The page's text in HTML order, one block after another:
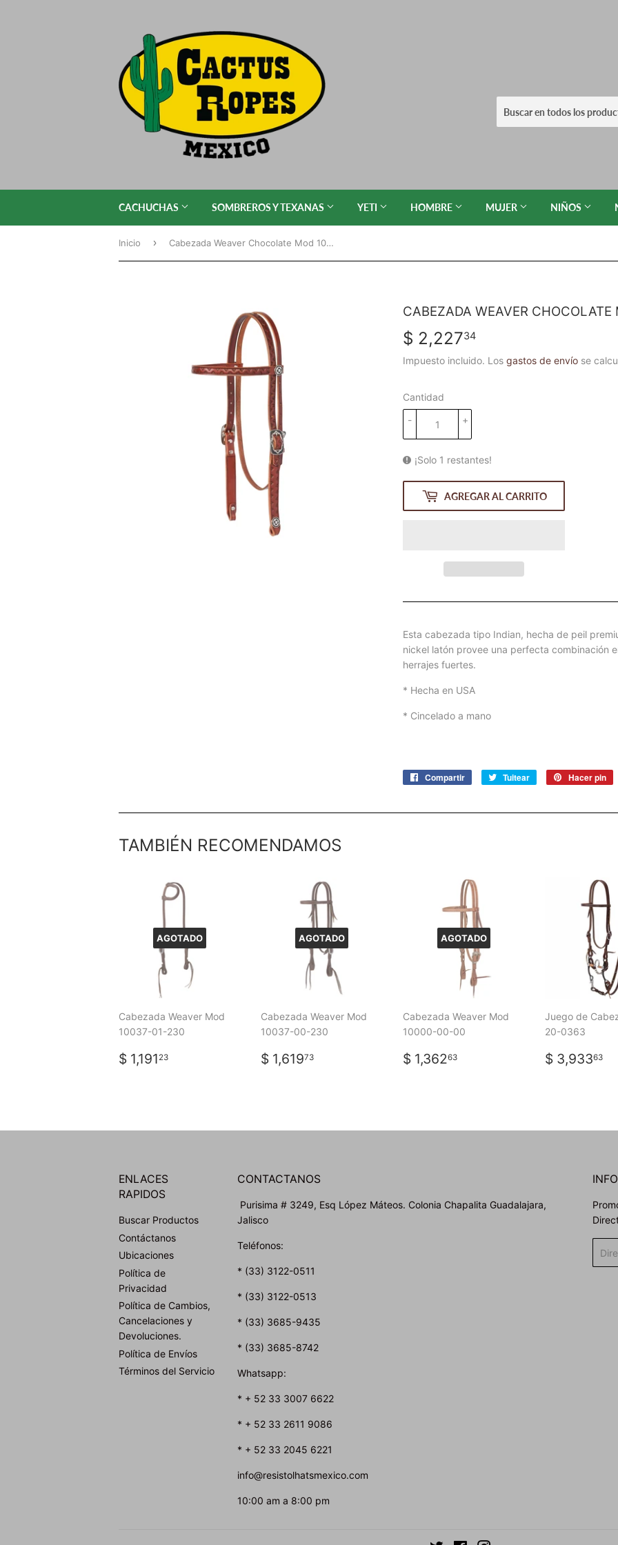
CACHUCHAS SOMBREROS Y TEXANAS YETI HOMBRE MUJER NIÑOS
Inicio › Cabezada Weaver Chocolate Mod 10-0560
CABEZADA WEAVER
$ 2,22734
2,227.34
Impuesto incluido. Los gastos de envío se
Cantidad
+
-
¡Solo 1 restantes!
AGREGAR AL CARRITO
Esta cabezada tipo Indian, hecha de peil
nickel latón provee una perfecta combinación
herrajes fuertes.
* Hecha en USA
* Cincelado a mano
Compartir
CompartirTuitear
Tuitear Hacer pin
TAMBIÉN RECOMENDAMOS
AGOTADO
Cabezada Weaver Mod
10037-01-230
PRECIO
HABITUAL
$ 1,191 23
AGOTADO
Cabezada Weaver Mod
10037-00-230
PRECIO
HABITUAL
$ 1,61973
AGOTADO
Cabezada Weaver Mod
10000-00-00
PRECIO
HABITUAL
$ 1,36263
Juego de
20-0363
PRECIO
HABITUAL
$ 3,93363
ENLACES
RAPIDOS
Buscar Productos
Contáctanos
Ubicaciones
Política de
Privacidad
Política de Cambios,
Cancelaciones y
Devoluciones.
Política de Envíos
Términos del Servicio
CONTACTANOS
Purisima # 3249, Esq López Máteos. Colonia Chapalita Guadalajara,
Jalisco
Teléfonos:
* (33) 3122-0511
* (33) 3122-0513
* (33) 3685-9435
* (33) 3685-8742
Whatsapp:
* + 52 33 3007 6622
* + 52 33 2611 9086
* + 52 33 2045 6221
info@resistolhatsmexico.com
10:00 am a 8:00 pm